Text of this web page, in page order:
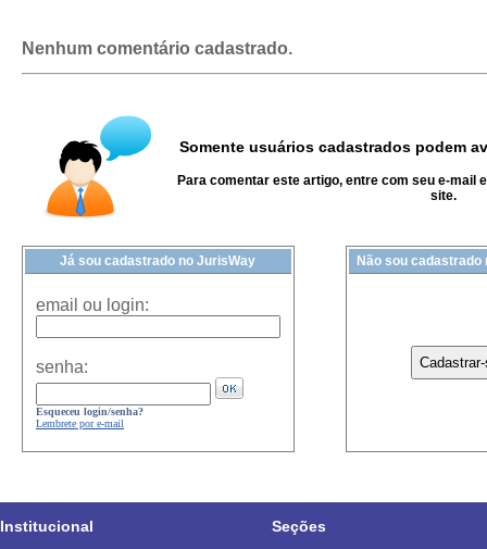
Nenhum comentário cadastrado.
Somente usuários cadastrados podem
Para comentar este artigo, entre com seu e-mail
site.
Já sou cadastrado no JurisWay
email ou login:
senha:
Esqueceu login/senha?
Lembrete por e-mail
Não sou cadastrado
Institucional Seções